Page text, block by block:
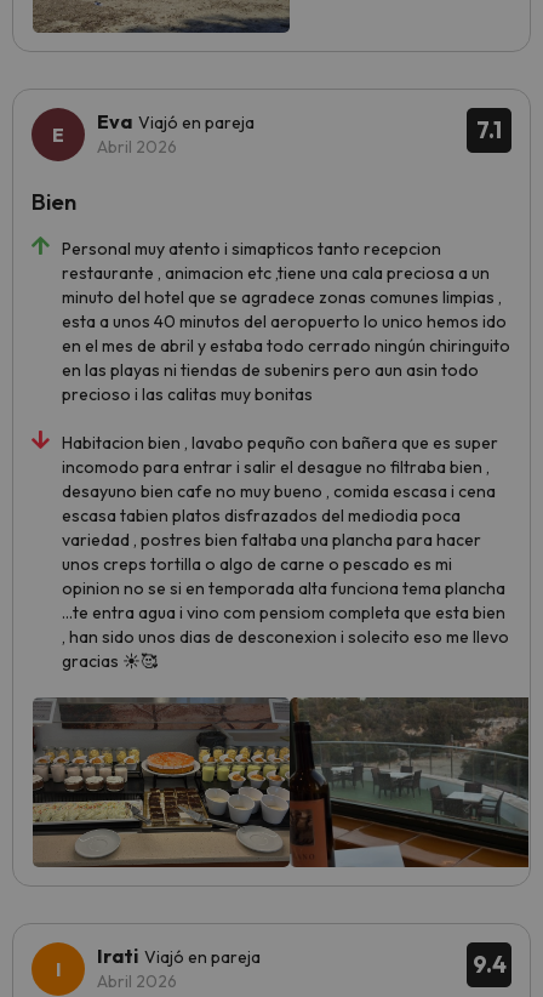
7.1
Eva Viajó en pareja
Abril 2026
Personal muy atento i simapticos tanto recepcion
restaurante , animacion etc ,tiene una cala preciosa a un
minuto del hotel que se agradece zonas comunes limpias ,
esta a unos 40 minutos del aeropuerto lo unico hemos ido
en el mes de abril y estaba todo cerrado ningún chiringuito
en las playas ni tiendas de subenirs pero aun asin todo
precioso i las calitas muy bonitas
Habitacion bien , lavabo pequño con bañera que es super
incomodo para entrar i salir el desague no filtraba bien ,
desayuno bien cafe no muy bueno , comida escasa i cena
escasa tabien platos disfrazados del mediodia poca
variedad , postres bien faltaba una plancha para hacer
unos creps tortilla o algo de carne o pescado es mi
opinion no se si en temporada alta funciona tema plancha
…te entra agua i vino com pensiom completa que esta bien
, han sido unos dias de desconexion i solecito eso me llevo
gracias ☀️🥰
Bien
9.4
Irati Viajó en pareja
Abril 2026